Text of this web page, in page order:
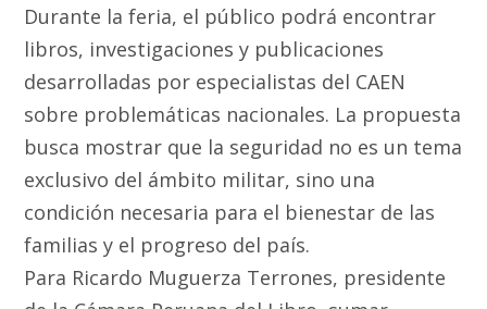
Durante la feria, el público podrá encontrar
libros, investigaciones y publicaciones
desarrolladas por especialistas del CAEN
sobre problemáticas nacionales. La propuesta
busca mostrar que la seguridad no es un tema
exclusivo del ámbito militar, sino una
condición necesaria para el bienestar de las
familias y el progreso del país.
Para Ricardo Muguerza Terrones, presidente